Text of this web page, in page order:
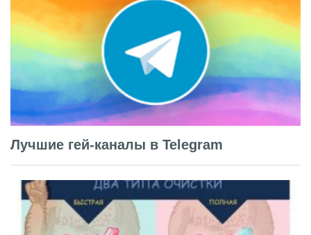
Лучшие гей-каналы в Telegram